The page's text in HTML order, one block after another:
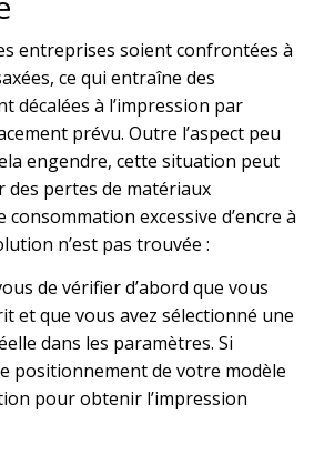
entreprises soient confrontées à
ce qui entraîne des
décalées à l’impression par
prévu. Outre l’aspect peu
engendre, cette situation peut
pertes de matériaux
excessive d’encre à
n’est pas trouvée :
de vérifier d’abord que vous
et que vous avez sélectionné une
dans les paramètres. Si
positionnement de votre modèle
pour obtenir l’impression